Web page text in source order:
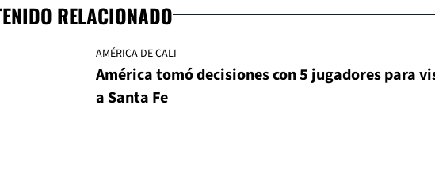
RELACIONADO
AMÉRICA DE CALI
América tomó decisiones con 5 jugadores para
a Santa Fe